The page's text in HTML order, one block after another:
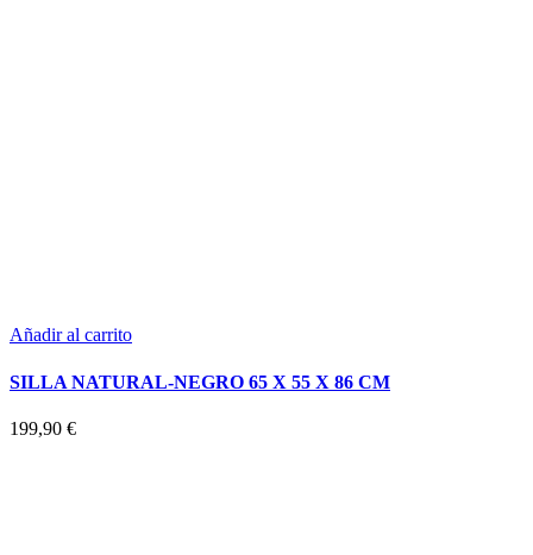
Añadir al carrito
SILLA NATURAL-NEGRO 65 X 55 X 86 CM
199,90 €